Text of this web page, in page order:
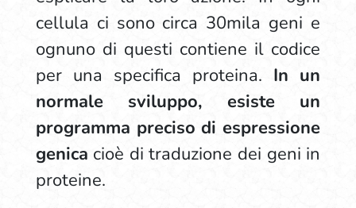
cellula ci sono circa 30mila geni e
ognuno di questi contiene il codice
per una specifica proteina. In un
normale sviluppo, esiste un
programma preciso di espressione
genica cioè di traduzione dei geni in
proteine.